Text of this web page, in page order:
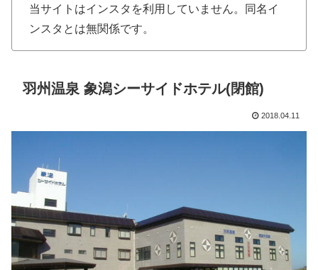
当サイトはインスタを利用していません。同名イ
ンスタとは無関係です。
羽州温泉 象潟シーサイドホテル(閉館)
2018.04.11